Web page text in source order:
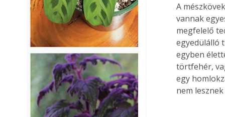
A
vannak
megfelelő
egyedülálló
egyben
törtfehér,
egy
nem